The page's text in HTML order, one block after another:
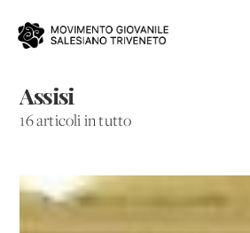
Assisi
16 articoli in tutto